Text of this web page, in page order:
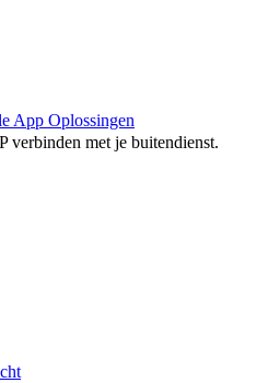
App Oplossingen
verbinden met je buitendienst.